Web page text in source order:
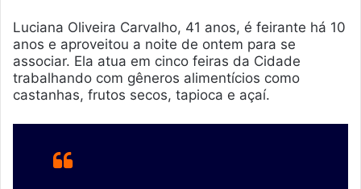
Luciana Oliveira Carvalho, 41 anos, é feirante há 10
anos e aproveitou a noite de ontem para se
associar. Ela atua em cinco feiras da Cidade
trabalhando com gêneros alimentícios como
castanhas, frutos secos, tapioca e açaí.